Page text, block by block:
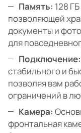
Память: 128
позволяющей
документы и
для
Подключение:
стабильного и
позволяя вам
ограничений в
Камера:
фронтальная